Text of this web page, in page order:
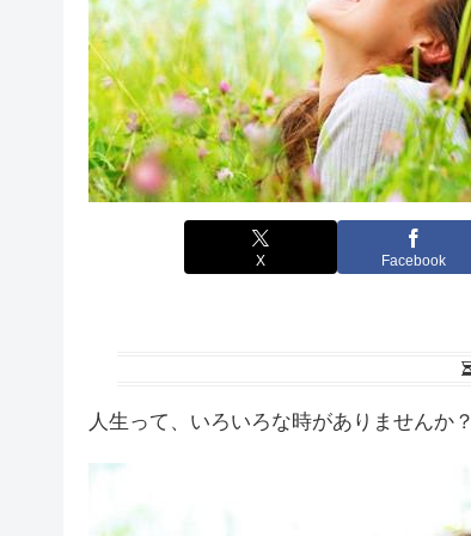
X Facebook
人生って、いろいろな時がありませんか？